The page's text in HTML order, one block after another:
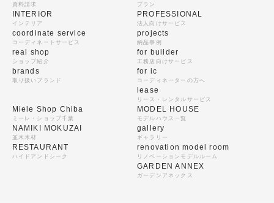
資料請求 プラン
INTERIOR
インテリア
coordinate service
コーディネートサービス
real shop
ショップ紹介
brands
取り扱いブランド
PROFESSIONAL
法人向けサービス
projects
納品事例
for builder
工務店向けサービス
for ic
コーディネーターの方へ
lease
リース・レンタルサービス
Miele Shop Chiba
ミーレ・ショップ千葉
NAMIKI MOKUZAI
並木木材
RESTAURANT
ハイドアンドシーク
MODEL HOUSE
モデルハウス一覧
gallery
ギャラリー
renovation model room
リノベーションモデルルーム
GARDEN ANNEX
ガーデンアネックス